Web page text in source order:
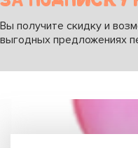
Вы получите скидку и
выгодных предложениях